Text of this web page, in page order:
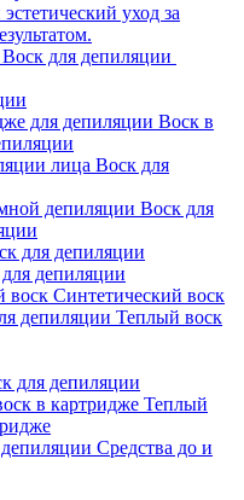
уход за
Воск для депиляции
Воск в
Воск для
Воск для
депиляции
Синтетический воск
Теплый воск
для депиляции
Теплый
Средства до и